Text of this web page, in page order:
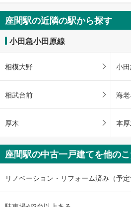
座間駅の近隣の駅から探す
小田急小田原線
相模大野 小
相武台前 海老
厚木 本
座間駅の中古一戸建てを他の
リノベーション・リフォーム済み（予定